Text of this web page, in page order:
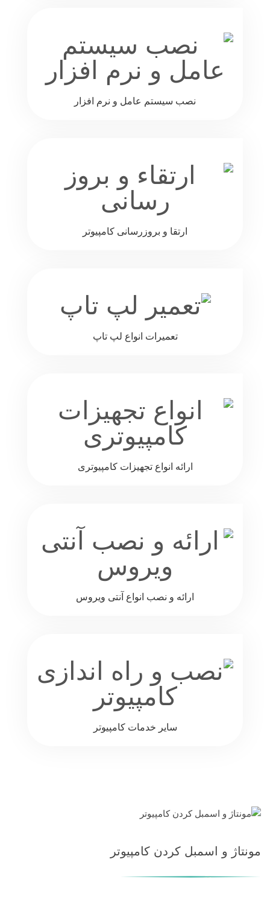
نصب سیستم عامل و نرم افزار
ارتقا و بروزرسانی کامپیوتر
تعمیرات انواع لپ تاپ
ارائه انواع تجهیزات کامپیوتری
ارائه و نصب انواع آنتی ویروس
سایر خدمات کامپیوتر
مونتاژ و اسمبل کردن کامپیوتر